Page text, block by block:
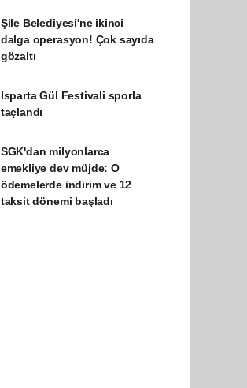
Şile Belediyesi'ne ikinci
dalga operasyon! Çok sayıda
gözaltı
Isparta Gül Festivali sporla
taçlandı
SGK'dan milyonlarca
emekliye dev müjde: O
ödemelerde indirim ve 12
taksit dönemi başladı